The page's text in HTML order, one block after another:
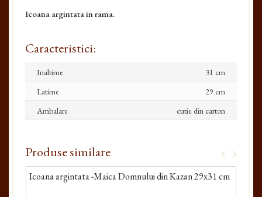
Icoana argintata in rama.
Caracteristici:
Inaltime
31 cm
Latime
29 cm
Ambalare
cutie din carton
Produse similare
Icoana argintata -Maica Domnului din Kazan 29x31 cm